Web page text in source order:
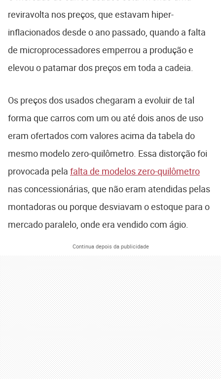
reviravolta nos preços, que estavam hiper-
inflacionados desde o ano passado, quando a falta
de microprocessadores emperrou a produção e
elevou o patamar dos preços em toda a cadeia.
Os preços dos usados chegaram a evoluir de tal
forma que carros com um ou até dois anos de uso
eram ofertados com valores acima da tabela do
mesmo modelo zero-quilômetro. Essa distorção foi
provocada pela falta de modelos zero-quilômetro
nas concessionárias, que não eram atendidas pelas
montadoras ou porque desviavam o estoque para o
mercado paralelo, onde era vendido com ágio.
Continua depois da publicidade